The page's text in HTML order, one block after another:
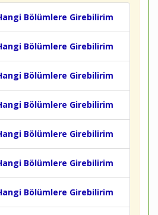
Bölümlere Girebilirim
Bölümlere Girebilirim
Bölümlere Girebilirim
Bölümlere Girebilirim
Bölümlere Girebilirim
Bölümlere Girebilirim
Bölümlere Girebilirim